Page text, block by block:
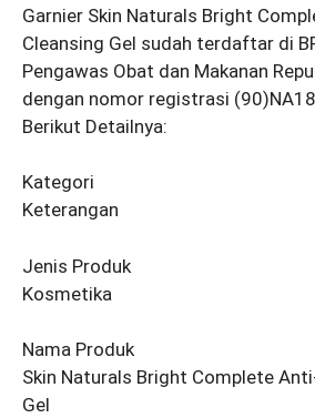
Garnier Skin Naturals Bright
Cleansing Gel sudah terdaftar di
Pengawas Obat dan Makanan
dengan nomor registrasi
Berikut Detailnya:
Kategori
Keterangan
Jenis Produk
Kosmetika
Nama Produk
Skin Naturals Bright Complete
Gel